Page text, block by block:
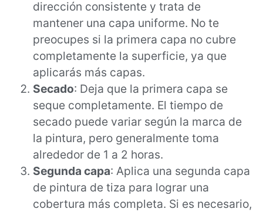
dirección consistente y trata de
mantener una capa uniforme. No te
preocupes si la primera capa no cubre
completamente la superficie, ya que
aplicarás más capas.
Secado: Deja que la primera capa se
seque completamente. El tiempo de
secado puede variar según la marca de
la pintura, pero generalmente toma
alrededor de 1 a 2 horas.
Segunda capa: Aplica una segunda capa
de pintura de tiza para lograr una
cobertura más completa. Si es necesario,